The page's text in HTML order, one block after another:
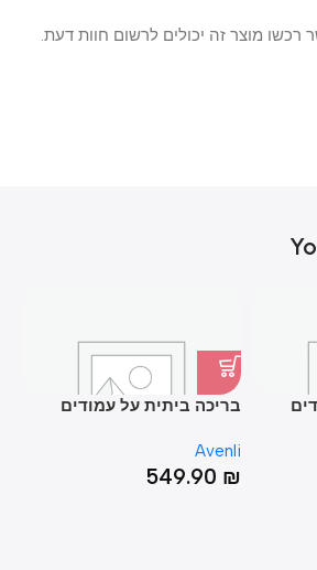
מוצר זה יכולים לרשום חוות דעת.
בריכה ביתית על עמודים
Avenli
549.90 ₪